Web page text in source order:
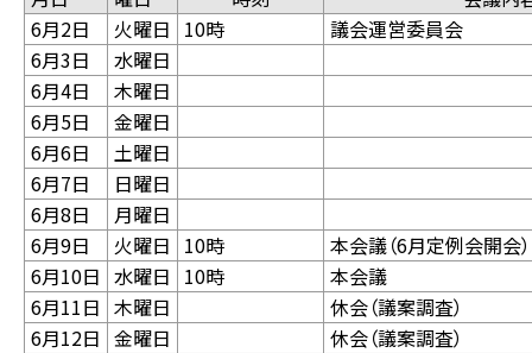
6月2日
火曜日 10時
議会運営委員会
6月3日
水曜日
6月4日
木曜日
6月5日
金曜日
6月6日
土曜日
6月7日
日曜日
6月8日
月曜日
6月9日
火曜日 10時
本会議（6月定例会開会
6月10日 水曜日 10時
本会議
6月11日 木曜日
休会（議案調査）
6月12日 金曜日
休会（議案調査）